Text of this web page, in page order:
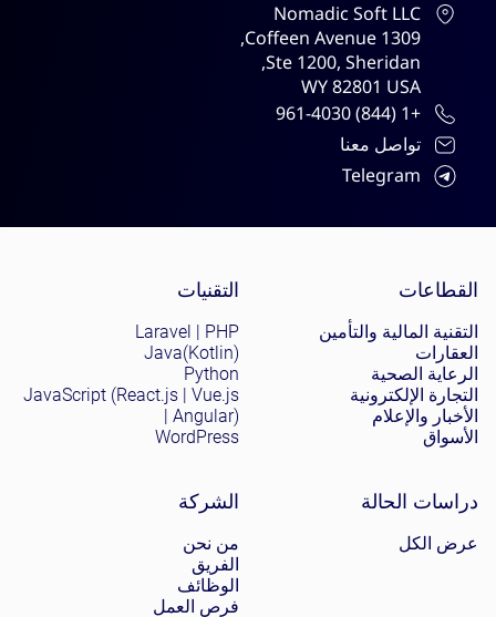
Nomadic Soft LLC
1309 Coffeen Avenue,
Ste 1200, Sheridan,
WY 82801 USA
+1 (844) 961-4030
تواصل معنا
Telegram
Site menu
القطاعات
التقنية المالية والتأمين
العقارات
الرعاية الصحية
التجارة الإلكترونية
الأخبار والإعلام
الأسواق
التقنيات
Laravel | PHP
Java(Kotlin)
Python
JavaScript (React.js | Vue.js
| Angular)
WordPress
دراسات الحالة
عرض الكل
الشركة
من نحن
الفريق
الوظائف
فرص العمل